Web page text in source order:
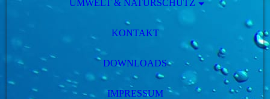
UMWELT & NATURSCHUTZ
KONTAKT
DOWNLOADS
IMPRESSUM